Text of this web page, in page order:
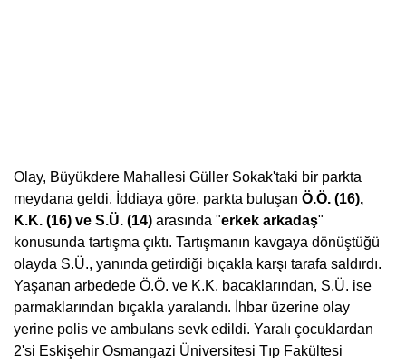
Olay, Büyükdere Mahallesi Güller Sokak'taki bir parkta
meydana geldi. İddiaya göre, parkta buluşan Ö.Ö. (16),
K.K. (16) ve S.Ü. (14) arasında "erkek arkadaş"
konusunda tartışma çıktı. Tartışmanın kavgaya dönüştüğü
olayda S.Ü., yanında getirdiği bıçakla karşı tarafa saldırdı.
Yaşanan arbedede Ö.Ö. ve K.K. bacaklarından, S.Ü. ise
parmaklarından bıçakla yaralandı. İhbar üzerine olay
yerine polis ve ambulans sevk edildi. Yaralı çocuklardan
2'si Eskişehir Osmangazi Üniversitesi Tıp Fakültesi